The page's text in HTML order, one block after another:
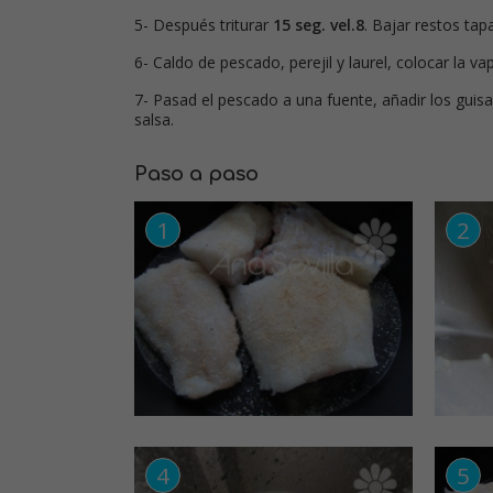
5- Después triturar 15 seg. vel.8. Bajar restos
6- Caldo de pescado, perejil y laurel, colocar la
7- Pasad el pescado a una fuente, añadir los
salsa.
Paso a paso